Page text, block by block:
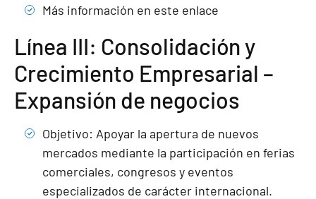
Más información en este enlace
Línea III: Consolidación y
Crecimiento Empresarial –
Expansión de negocios
Objetivo: Apoyar la apertura de nuevos
mercados mediante la participación en ferias
comerciales, congresos y eventos
especializados de carácter internacional.